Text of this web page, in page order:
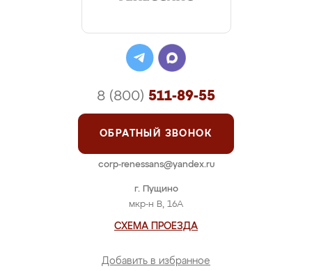
г. Пущино
мкр-н В, 16А
СХЕМА ПРОЕЗДА
Добавить в избранное
8 (800) 511-89-55
ОБРАТНЫЙ ЗВОНОК
corp-renessans@yandex.ru